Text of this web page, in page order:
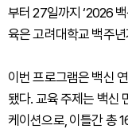
부터 27일까지 ‘2026
육은 고려대학교 백주
이번 프로그램은 백신
됐다. 교육 주제는 백신
케이션으로, 이틀간 총